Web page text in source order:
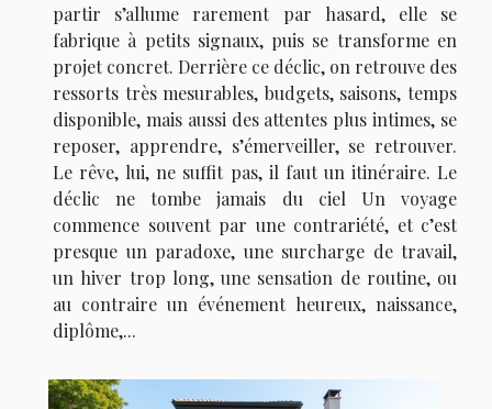
partir s’allume rarement par hasard, elle se
fabrique à petits signaux, puis se transforme en
projet concret. Derrière ce déclic, on retrouve des
ressorts très mesurables, budgets, saisons, temps
disponible, mais aussi des attentes plus intimes, se
reposer, apprendre, s’émerveiller, se retrouver.
Le rêve, lui, ne suffit pas, il faut un itinéraire. Le
déclic ne tombe jamais du ciel Un voyage
commence souvent par une contrariété, et c’est
presque un paradoxe, une surcharge de travail,
un hiver trop long, une sensation de routine, ou
au contraire un événement heureux, naissance,
diplôme,...